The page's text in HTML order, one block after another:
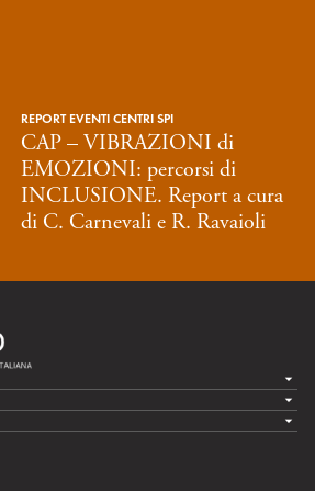
REPORT EVENTI CENTRI SPI
CAP – VIBRAZIONI di
EMOZIONI: percorsi di
INCLUSIONE. Report a cura
di C. Carnevali e R. Ravaioli